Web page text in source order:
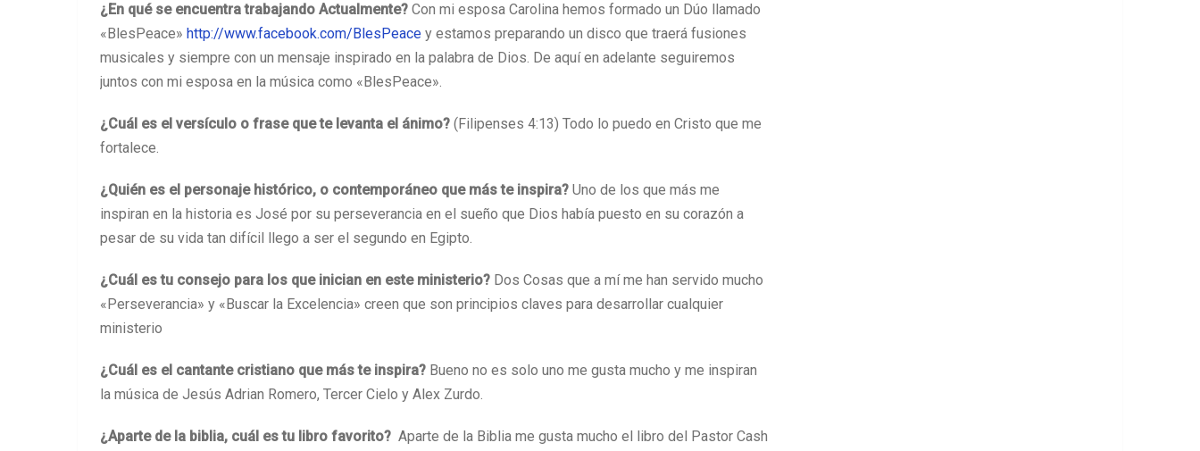
¿En qué se encuentra trabajando Actualmente? Con mi esposa Carolina hemos formado un Dúo llamado
«BlesPeace» http://www.facebook.com/BlesPeace y estamos preparando un disco que traerá fusiones
musicales y siempre con un mensaje inspirado en la palabra de Dios. De aquí en adelante seguiremos
juntos con mi esposa en la música como «BlesPeace».
¿Cuál es el versículo o frase que te levanta el ánimo? (Filipenses 4:13) Todo lo puedo en Cristo que me
fortalece.
¿Quién es el personaje histórico, o contemporáneo que más te inspira? Uno de los que más me
inspiran en la historia es José por su perseverancia en el sueño que Dios había puesto en su corazón a
pesar de su vida tan difícil llego a ser el segundo en Egipto.
¿Cuál es tu consejo para los que inician en este ministerio? Dos Cosas que a mí me han servido mucho
«Perseverancia» y «Buscar la Excelencia» creen que son principios claves para desarrollar cualquier
ministerio
¿Cuál es el cantante cristiano que más te inspira? Bueno no es solo uno me gusta mucho y me inspiran
la música de Jesús Adrian Romero, Tercer Cielo y Alex Zurdo.
¿Aparte de la biblia, cuál es tu libro favorito? Aparte de la Biblia me gusta mucho el libro del Pastor Cash